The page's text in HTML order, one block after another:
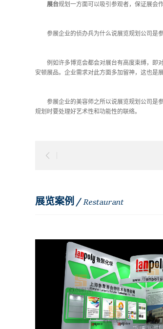
展台规划一方面可以吸引参观者，保证展会
参展企业的侦办兵为什么说展览规划公司是参
例如许多博览会都会对展台有高度束缚，即对
安顿展品。企业需求对此方面多加留神，这也是
参展企业的美容师之所以说展览规划公司是参
规划时要处理好艺术性和功能性的联络。
展览案例 /Restaurant